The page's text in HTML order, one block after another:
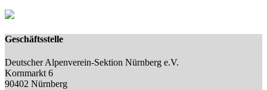
Geschäftsstelle
Deutscher Alpenverein-Sektion Nürnberg e.V.
Kornmarkt 6
90402 Nürnberg